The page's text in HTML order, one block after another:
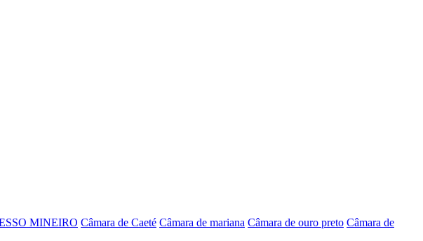
MINEIRO Câmara de Caeté Câmara de mariana Câmara de ouro preto Câmara de